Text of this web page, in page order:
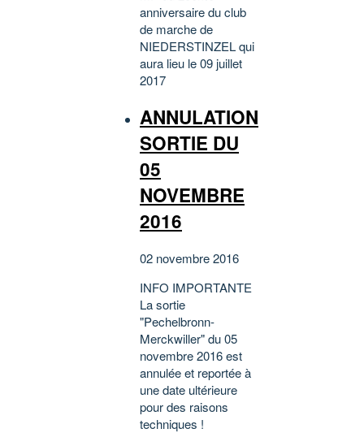
anniversaire du club
de marche de
NIEDERSTINZEL qui
aura lieu le 09 juillet
2017
ANNULATION
SORTIE DU
05
NOVEMBRE
2016
02 novembre 2016
INFO IMPORTANTE
La sortie
"Pechelbronn-
Merckwiller" du 05
novembre 2016 est
annulée et reportée à
une date ultérieure
pour des raisons
techniques !